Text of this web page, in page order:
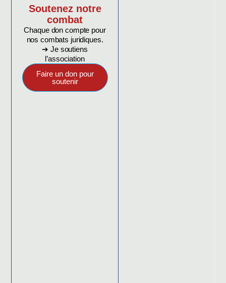
Soutenez notre
combat
Chaque don compte pour
nos combats juridiques.
➔ Je soutiens
l’association
Faire un don pour
soutenir